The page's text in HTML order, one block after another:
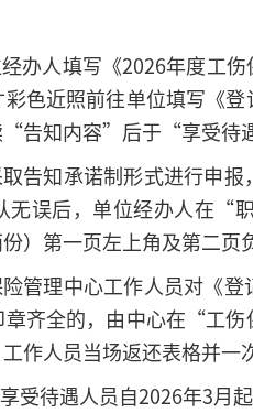
办人填写《2026年度工
彩色近照前往单位填写
告知内容”后于“享受待
告知承诺制形式进行申
误后，单位经办人在“
）第一页左上角及第二
管理中心工作人员对《
章齐全的，由中心在“工
作人员当场返还表格并一
受待遇人员自2026年3月